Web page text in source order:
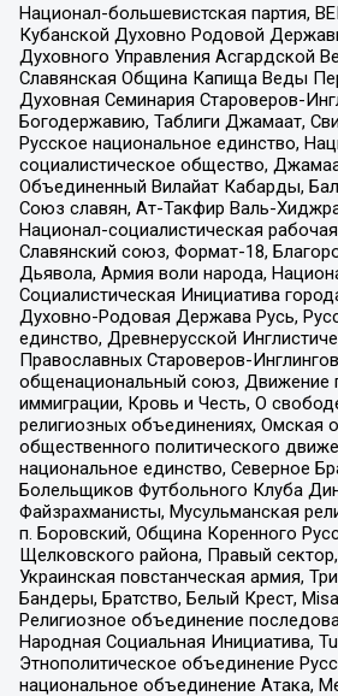
Национал-большевистская партия,
Кубанской Духовно Родовой
Духовного Управления Асгардской
Славянская Община Капища Веды
Духовная Семинария Староверов-
Богодержавию, Таблиги Джамаат,
Русское национальное единство,
социалистическое общество,
Объединенный Вилайат Кабарды,
Союз славян, Ат-Такфир Валь-
Национал-социалистическая
Славянский союз, Формат-18,
Дьявола, Армия воли народа,
Социалистическая Инициатива
Духовно-Родовая Держава Русь,
единство, Древнерусской
Православных Староверов-
общенациональный союз, Движение
иммиграции, Кровь и Честь, О
религиозных объединениях, Омская
общественного политического
национальное единство, Северное
Болельщиков Футбольного Клуба
Файзрахманисты, Мусульманская
п. Боровский, Община Коренного
Щелковского района, Правый
Украинская повстанческая армия,
Бандеры, Братство, Белый Крест,
Религиозное объединение
Народная Социальная Инициатива,
Этнополитическое объединение
национальное объединение Атака,